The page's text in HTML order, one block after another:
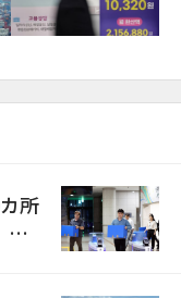
所
の